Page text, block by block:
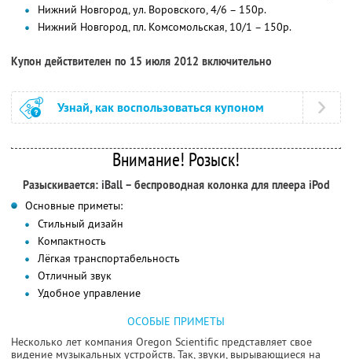
Нижний Новгород, ул. Воровского, 4/6 – 150р.
Нижний Новгород, пл. Комсомольская, 10/1 – 150р.
Купон действителен по 15 июля 2012 включительно
Узнай, как воспользоваться купоном
Внимание! Розыск!
Разыскивается: iBall – беспроводная колонка для плеера iPod
Основные приметы:
Стильный дизайн
Компактность
Лёгкая транспортабельность
Отличный звук
Удобное управление
ОСОБЫЕ ПРИМЕТЫ
Несколько лет компания Oregon Scientific представляет свое
видение музыкальных устройств. Так, звуки, вырывающиеся на